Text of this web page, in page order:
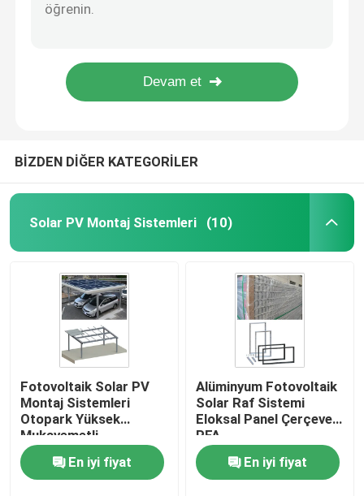
Kiremit Çatı Güneş Montaj Sistemi
Güneş Paneli Fotovoltaik Sistemi
Alüminyum Güneş Montaj Yapısı
Çelik Güneş Yapısı
Güneş Paneli Carport
Güneş paneli çerçevesi
Telekom Güneş Enerjisi Sistemleri
BİZDEN DİĞER KATEGORİLER
Solar PV Montaj Sistemleri (10)
Fotovoltaik Solar PV
Montaj Sistemleri
Otopark Yüksek
Mukavemetli
Alüminyum Carport
CPT
En iyi fiyat
Alüminyum Fotovoltaik
Solar Raf Sistemi
Eloksal Panel Çerçevesi
PFA
En iyi fiyat